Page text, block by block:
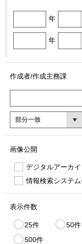
年
年
作成者/作成主務課
画像公開
デジタルアーカ
情報検索システム
表示件数
25件 50件
500件